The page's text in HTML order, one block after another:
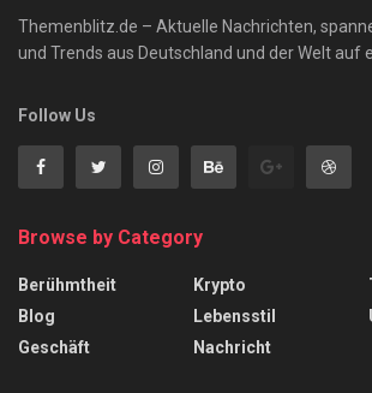
Themenblitz.de – Aktuelle Nachrichten,
und Trends aus Deutschland und der Welt auf
Follow Us
Browse by Category
Berühmtheit
Blog
Geschäft
Krypto
Lebensstil
Nachricht